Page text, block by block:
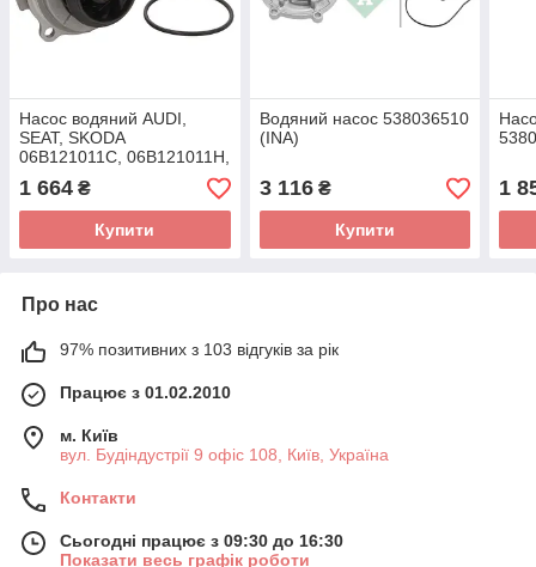
Насос водяний AUDI,
SEAT, SKODA
06B121011C, 06B121011H,
06B121011M Ruville 65416
(пр-во INA) 538008810
(INA)
1 664 ₴
Купити
Водяний насос 538036510
(INA)
3 116₴
Купити
1
Про нас
97% позитивних з 103 відгуків за рік
Працює з 01.02.2010
м. Київ
вул. Будіндустрії 9 офіс 108, Київ, Україна
Контакти
Сьогодні працює з 09:30 до 16:30
Показати весь графік роботи